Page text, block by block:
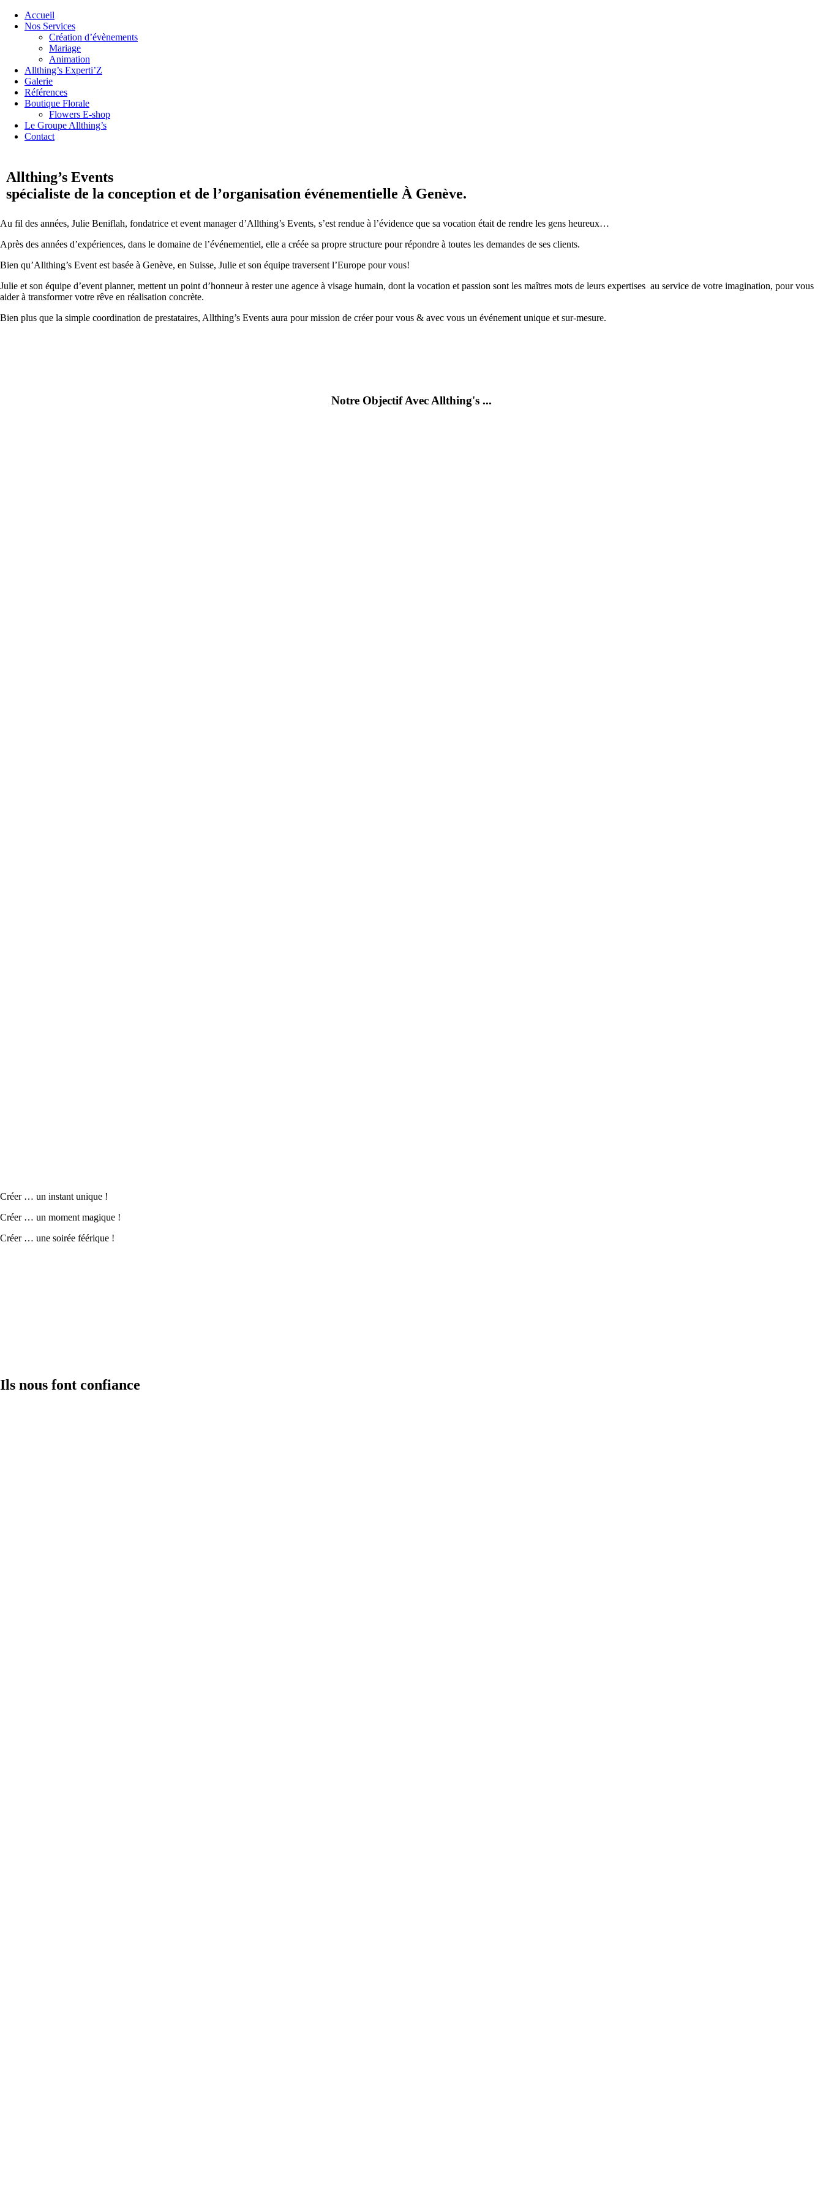
Accueil
Nos Services
Création d’évènements
Mariage
Animation
Allthing’s Experti’Z
Galerie
Références
Boutique Florale
Flowers E-shop
Le Groupe Allthing’s
Contact
Allthing’s Events
spécialiste de la conception et de l’organisation événementielle À Genève.
Au fil des années, Julie Beniflah, fondatrice et event manager d’Allthing’s Events, s’est rendue à l’évidence que sa vocation était de rendre les gens heureux…
Après des années d’expériences, dans le domaine de l’événementiel, elle a créée sa propre structure pour répondre à toutes les demandes de ses clients.
Bien qu’Allthing’s Event est basée à Genève, en Suisse, Julie et son équipe traversent l’Europe pour vous!
Julie et son équipe d’event planner, mettent un point d’honneur à rester une agence à visage humain, dont la vocation et passion sont les maîtres mots de leurs expertises au service de votre imagination, pour vous
aider à transformer votre rêve en réalisation concrète.
Bien plus que la simple coordination de prestataires, Allthing’s Events aura pour mission de créer pour vous & avec vous un événement unique et sur-mesure.
Notre Objectif Avec Allthing's ...
Créer … un instant unique !
Créer … un moment magique !
Créer … une soirée féérique !
Ils nous font confiance